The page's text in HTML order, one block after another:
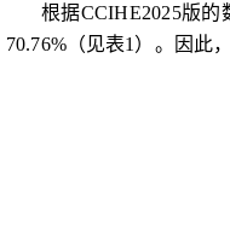
根据CCIHE2025版的
70.76%（见表1 ） 。因此